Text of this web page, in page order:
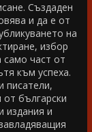
Създаден
и да е от
на
избор
само част от
към успеха.
писатели,
от български
издания и